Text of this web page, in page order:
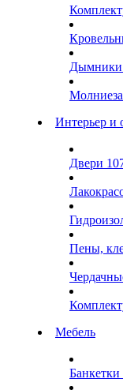
Дымники
Интерьер и
Двери
Пены,
Мебель
Банкетки